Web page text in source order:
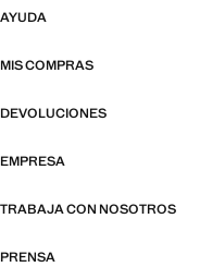
AYUDA
MIS COMPRAS
DEVOLUCIONES
EMPRESA
TRABAJA CON NOSOTROS
PRENSA